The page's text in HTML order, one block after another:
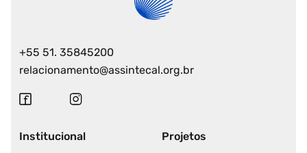
+55 51. 35845200
relacionamento@assintecal.org.br
Institucional
Projetos